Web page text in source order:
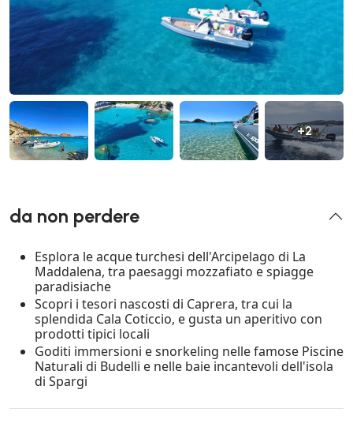
+2
da non perdere
Esplora le acque turchesi dell'Arcipelago di La
Maddalena, tra paesaggi mozzafiato e spiagge
paradisiache
Scopri i tesori nascosti di Caprera, tra cui la
splendida Cala Coticcio, e gusta un aperitivo con
prodotti tipici locali
Goditi immersioni e snorkeling nelle famose Piscine
Naturali di Budelli e nelle baie incantevoli dell'isola
di Spargi